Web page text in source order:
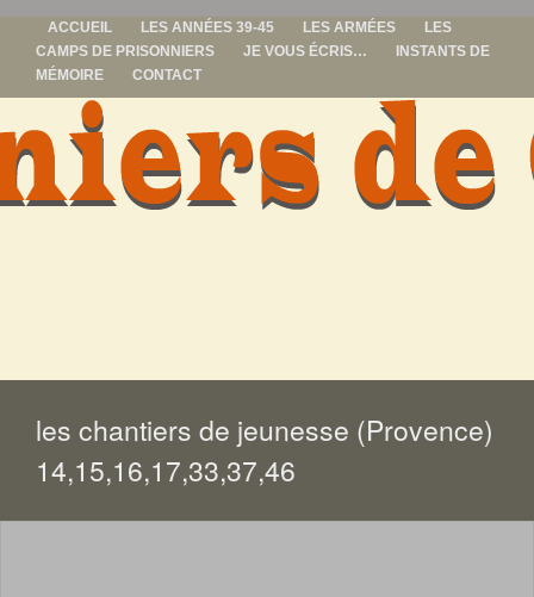
ACCUEIL LES ANNÉES 39-45 LES ARMÉES
LES
CAMPS DE PRISONNIERS
JE VOUS ÉCRIS…
INSTANTS DE
MÉMOIRE
CONTACT
prisonniers de
les chantiers de jeunesse (Provence)
14,15,16,17,33,37,46